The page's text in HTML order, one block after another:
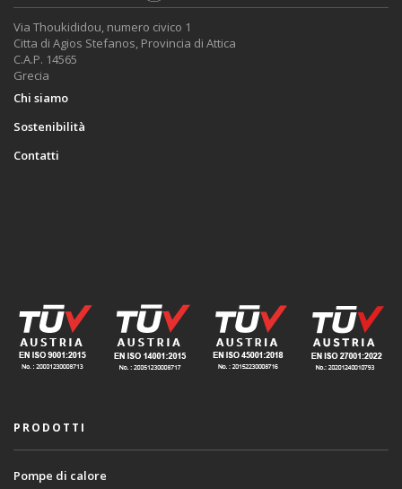
Via Thoukididou, numero civico 1
Citta di Agios Stefanos, Provincia di Attica
C.A.P. 14565
Grecia
Chi siamo
Sostenibilità
Contatti
PRODOTTI
Pompe di calore